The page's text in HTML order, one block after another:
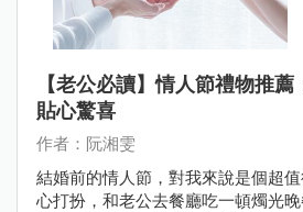
【老公必讀】情人節禮物推
貼心驚喜
作者：阮湘雯
結婚前的情人節，對我來說是個超
心打扮，和老公去餐廳吃一頓燭光